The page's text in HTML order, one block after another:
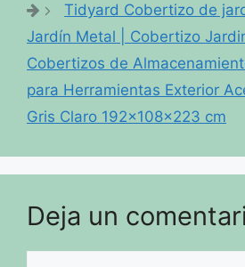
Tidyard Cobertizo de
Jardín Metal | Cobertizo
Cobertizos de
para Herramientas Exterior
Gris Claro 192x108x223 cm
Deja un